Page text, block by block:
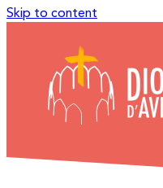
Skip to content